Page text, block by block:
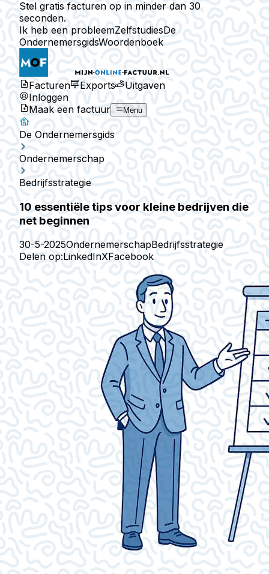
Stel gratis facturen op in minder dan 30
seconden.
Ik heb een probleemZelfstudiesDe
OndernemersgidsWoordenboek
Facturen Exports
Uitgaven
Inloggen
Maak een factuur
Menu
De Ondernemersgids
Ondernemerschap
Bedrijfsstrategie
10 essentiële tips voor kleine bedrijven die
net beginnen
30-5-2025OndernemerschapBedrijfsstrategie
Delen op:LinkedInXFacebook